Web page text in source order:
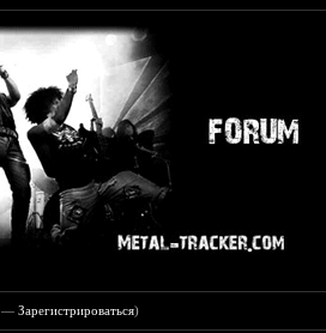
—Зарегистрироваться)